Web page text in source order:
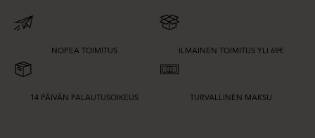
NOPEA TOIMITUS ILMAINEN TOIMITUS YLI 69€
14 PÄIVÄN PALAUTUSOIKEUS TURVALLINEN MAKSU